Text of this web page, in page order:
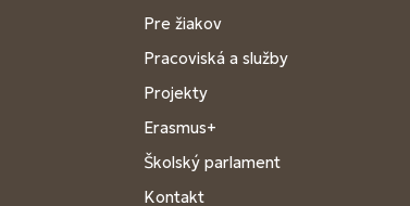
Pre žiakov
Pracoviská a služby
Projekty
Erasmus+
Školský parlament
Kontakt